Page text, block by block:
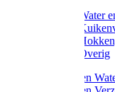
Pluimvee Water
Pluimvee
Pluimvee
Pluimvee Overig
Knaagdieren